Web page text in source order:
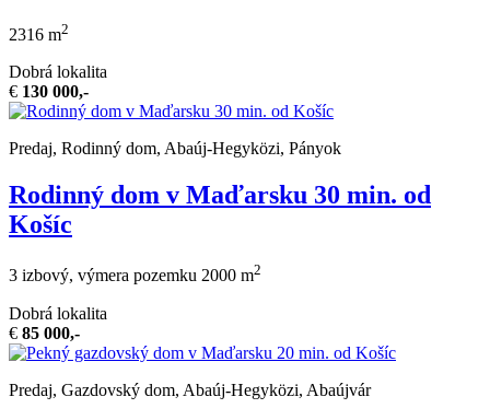
2316 m2
Dobrá lokalita
€ 130 000,-
Predaj, Rodinný dom, Abaúj-Hegyközi, Pányok
Rodinný dom v Maďarsku 30 min. od
Košíc
3 izbový, výmera pozemku 2000 m2
Dobrá lokalita
€ 85 000,-
Predaj, Gazdovský dom, Abaúj-Hegyközi, Abaújvár